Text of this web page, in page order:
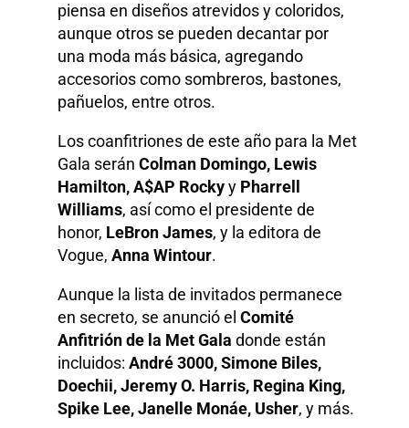
piensa en diseños atrevidos y coloridos,
aunque otros se pueden decantar por
una moda más básica, agregando
accesorios como sombreros, bastones,
pañuelos, entre otros.
Los coanfitriones de este año para la Met
Gala serán Colman Domingo, Lewis
Hamilton, A$AP Rockyy Pharrell
Williams, así como el presidente de
honor, LeBron James, y la editora de
Vogue,Anna Wintour.
Aunque la lista de invitados permanece
en secreto, se anunció el Comité
Anfitrión de la Met Gala donde están
incluidos:André 3000, Simone Biles,
Doechii, Jeremy O. Harris, Regina King,
Spike Lee, Janelle Monáe, Usher, y más.